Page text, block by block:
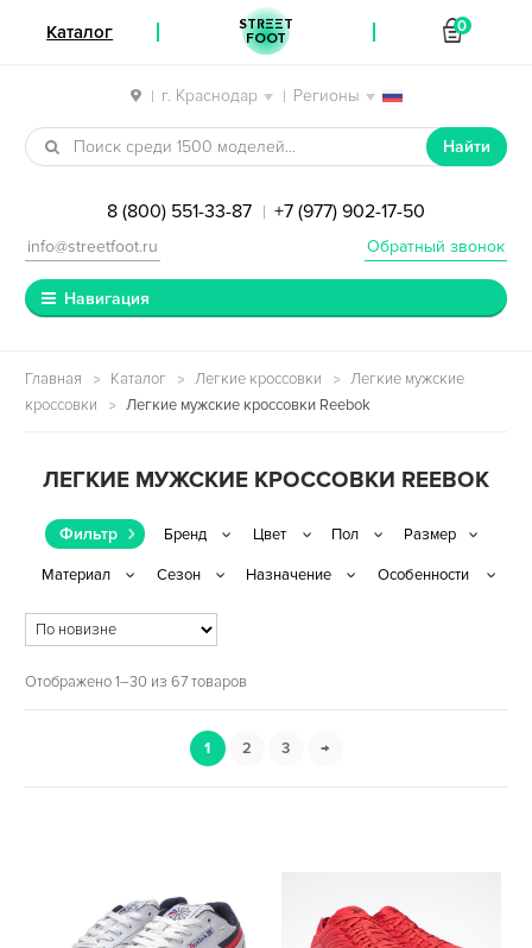
| г. Краснодар | Регионы
Перейти к навигации
Перейти к содержимому
Найти
8 (800) 551-33-87 | +7 (977) 902-17-50
Обратный звонок
info@streetfoot.ru
Навигация
Главная Каталог Легкие кроссовки
Легкие мужские
кроссовки
Легкие мужские кроссовки Reebok
ЛЕГКИЕ МУЖСКИЕ КРОССОВКИ REEBOK
Фильтр
Отображено 1–30 из 67 товаров
1 2 3 →
Каталог STREET
FOOT
0